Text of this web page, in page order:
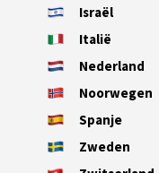
Israël
Italië
Nederland
Noorwegen
Spanje
Zweden